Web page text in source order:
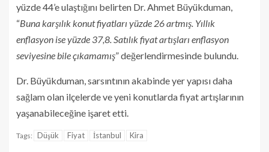
yüzde 44’e ulaştığını belirten Dr. Ahmet Büyükduman,
“Buna karşılık konut fiyatları yüzde 26 artmış. Yıllık
enflasyon ise yüzde 37,8. Satılık fiyat artışları enflasyon
seviyesine bile çıkamamış” değerlendirmesinde bulundu.
Dr. Büyükduman, sarsıntının akabinde yer yapısı daha
sağlam olan ilçelerde ve yeni konutlarda fiyat artışlarının
yaşanabileceğine işaret etti.
Tags: Düşük Fiyat İstanbul Kira